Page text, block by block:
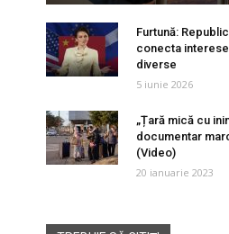
Furtună:
conecta
diverse
5 iunie 2026
„Țară mică cu
documentar
(Video)
20 ianuarie 2023